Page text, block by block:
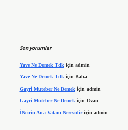
Son yorumlar
Yave Ne Demek Tdk için admin
Yave Ne Demek Tdk için Baba
Gayri Muteber Ne Demek için admin
Gayri Muteber Ne Demekiçin Ozan
İNcirin Ana Vatanı Neresidiriçin admin